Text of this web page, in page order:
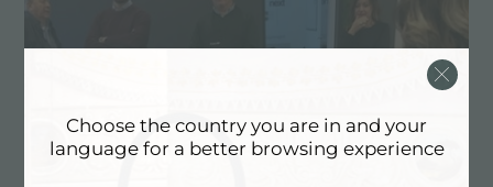
Choose the country you are in and your
language for a better browsing experience